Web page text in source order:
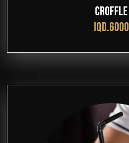
CROFFLE
IQD.6000